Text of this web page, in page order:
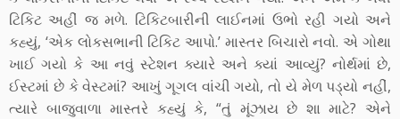
ટિકિટ અહીં જ મળે. ટિકિટબારીની લાઈનમાં ઉભો રહી ગયો અને
કહ્યું, ‘એક લોકસભાની ટિકિટ આપો.’ માસ્તર બિચારો નવો. એ ગોથા
ખાઈ ગયો કે આ નવું સ્ટેશન ક્યારે અને ક્યાં આવ્યું? નોર્થમાં છે,
ઈસ્ટમાં છે કે વેસ્ટમાં? આખું ગૂગલ વાંચી ગયો, તો યે મેળ પડ્યો નહીં,
ત્યારે બાજુવાળા માસ્તરે કહ્યું કે, “તું મૂંઝાય છે શા માટે? એને